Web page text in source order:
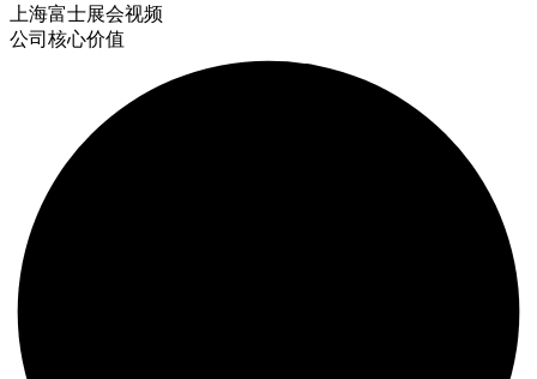
上海富士展会视频
公司核心价值